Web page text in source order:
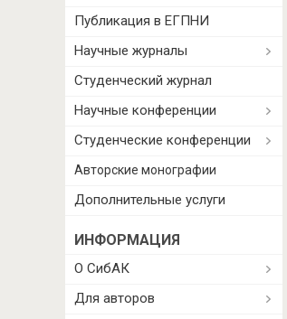
Публикация в ЕГПНИ
Научные журналы
Студенческий журнал
Научные конференции
Студенческие конференции
Авторские монографии
Дополнительные услуги
ИНФОРМАЦИЯ
О СибАК
Для авторов